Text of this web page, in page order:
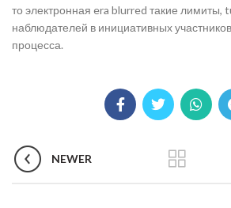
то электронная era blurred такие лимиты,
наблюдателей в инициативных
процесса.
NEWER